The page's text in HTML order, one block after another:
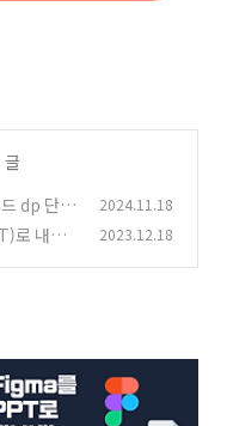
글
dp 단위
(0)
2024.11.18
로 내보
2023.12.18